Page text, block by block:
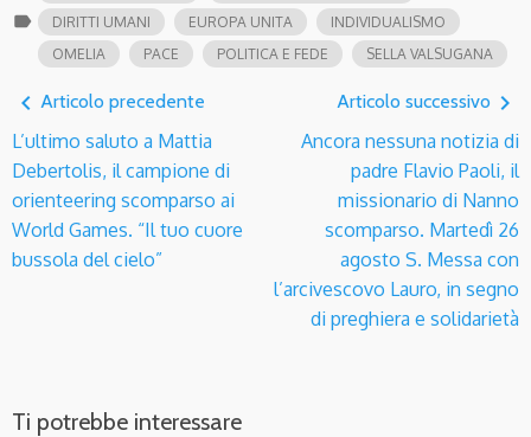
label
DIRITTI UMANI
EUROPA UNITA
INDIVIDUALISMO
OMELIA
PACE POLITICA E FEDE SELLA VALSUGANA
navigate_before Articolo precedente
L’ultimo saluto a Mattia
Debertolis, il campione di
orienteering scomparso ai
World Games. “Il tuo cuore
bussola del cielo”
Articolo successivo navigate_next
Ancora nessuna notizia di
padre Flavio Paoli, il
missionario di Nanno
scomparso. Martedì 26
agosto S. Messa con
l’arcivescovo Lauro, in segno
di preghiera e solidarietà
Ti potrebbe interessare